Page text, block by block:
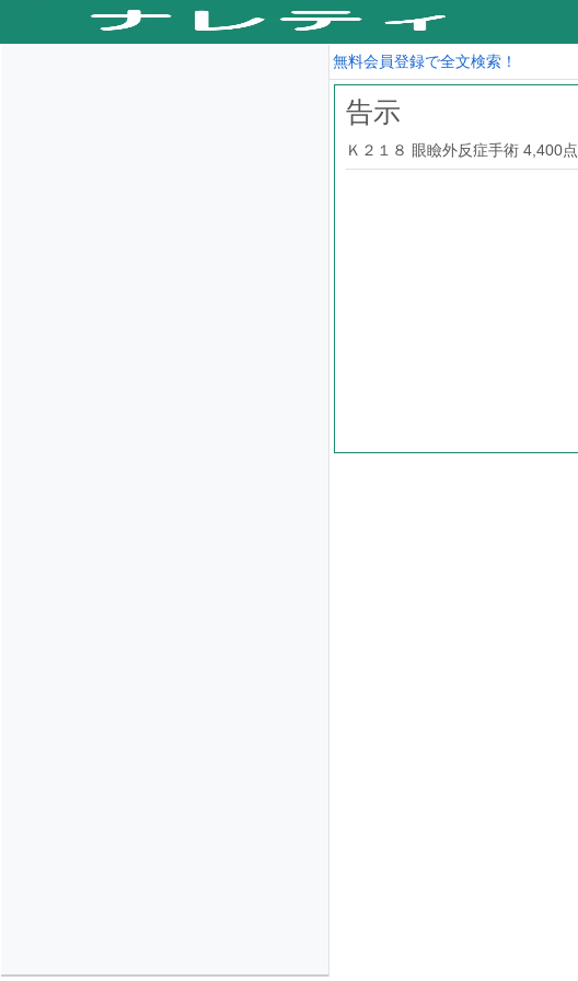
無料会員登録で全文検索！
告示
Ｋ２１８ 眼瞼外反症手術 4,400点